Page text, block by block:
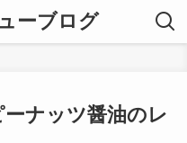
ーブログ
ーナッツ醤油のレ